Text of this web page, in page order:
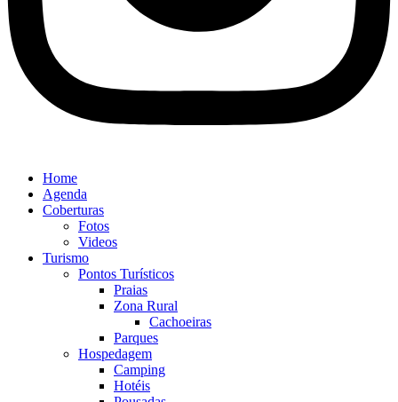
Home
Agenda
Coberturas
Fotos
Videos
Turismo
Pontos Turísticos
Praias
Zona Rural
Cachoeiras
Parques
Hospedagem
Camping
Hotéis